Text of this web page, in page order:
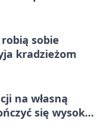
sobie
kradzieżom
na własną
się wysoką